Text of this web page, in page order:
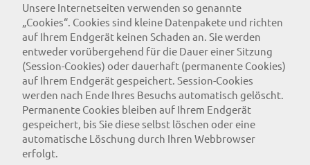
Unsere Internetseiten verwenden so genannte
„Cookies“. Cookies sind kleine Datenpakete und richten
auf Ihrem Endgerät keinen Schaden an. Sie werden
entweder vorübergehend für die Dauer einer Sitzung
(Session-Cookies) oder dauerhaft (permanente Cookies)
auf Ihrem Endgerät gespeichert. Session-Cookies
werden nach Ende Ihres Besuchs automatisch gelöscht.
Permanente Cookies bleiben auf Ihrem Endgerät
gespeichert, bis Sie diese selbst löschen oder eine
automatische Löschung durch Ihren Webbrowser
erfolgt.